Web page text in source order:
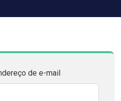
de e-mail